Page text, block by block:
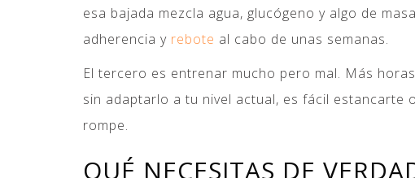
esa bajada mezcla agua, glucógeno y algo de
adherencia y rebote al cabo de unas semanas.
El tercero es entrenar mucho pero mal. Más
sin adaptarlo a tu nivel actual, es fácil estancarte
rompe.
QUÉ NECESITAS DE